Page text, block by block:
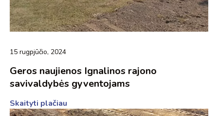
15 rugpjūčio, 2024
Geros naujienos Ignalinos rajono
savivaldybės gyventojams
Skaityti plačiau